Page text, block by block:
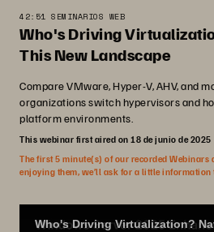
42:51 SEMINARIOS WEB
Who's Driving
This New Landscape
Compare VMware, Hyper-V, AHV, and
organizations switch hypervisors and
platform environments.
This webinar first aired on 18 de junio de 2025
The first 5 minute(s) of our recorded Webinars
enjoying them, we’ll ask for a little